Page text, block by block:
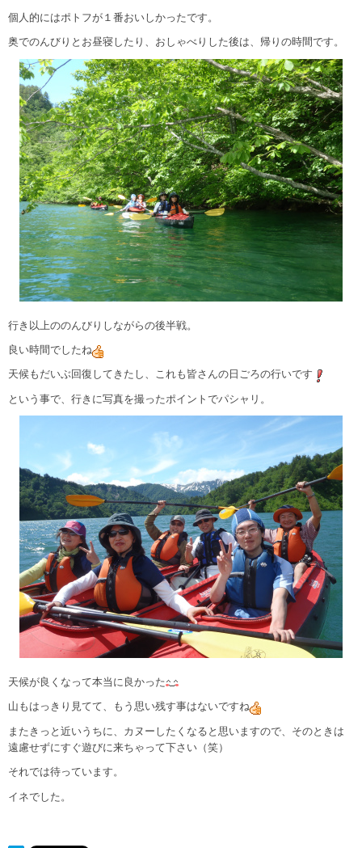
個人的にはポトフが１番おいしかったです。
奥でのんびりとお昼寝したり、おしゃべりした後は、帰りの時間です。
行き以上ののんびりしながらの後半戦。
良い時間でしたね
天候もだいぶ回復してきたし、これも皆さんの日ごろの行いです
という事で、行きに写真を撮ったポイントでパシャリ。
天候が良くなって本当に良かった
山もはっきり見てて、もう思い残す事はないですね
またきっと近いうちに、カヌーしたくなると思いますので、そのときは
遠慮せずにすぐ遊びに来ちゃって下さい（笑）
それでは待っています。
イネでした。